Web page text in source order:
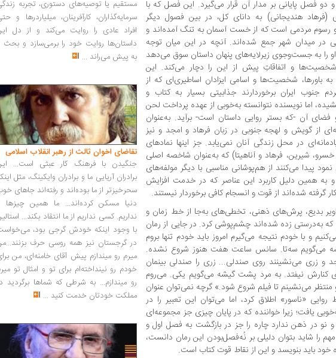
پایانی بر مدار آن قرار می‌گیرد. این فصل که با
(فرهاد هندیجانی) به دانای کل، در بین فصول دیگر
رسوم مردمی است که از خست آسمان به تنگ آمده‌اند و
در میدان شهر جمع شده‌اند. آنچه در این میان توجه
را به جست‌‌و‌جوی زیرلایه‌های پنهان داستان سوق می‌دهد
و اتفاقاتِ پیش از این را دچار می‌کند. این
به باورها، شخصیت‌ها و اسامی ایزادان اساطیری‌ای که از
جنوب ایران برخوردارند جذابیتی بسیار به کتاب و
اما نویسنده نتوانسته به‌خوبی از عهده‌ پرداخت لحن
آن -که بستر روایی داستان است- برآید. به‌عنوان
از گویش و لهجه‌ جنوبی در زبان فرهاد و امجد و نیز
در محل زندگی آنان نمی‌یابد. جز اینها نمادهای
شیرین، فرهاد و آناهیتا) که به‌عنوان شاخصه‌ اصلی
پیدا می‌کنند از هم‌پوشانی مناسبی با دیگر مولفه‌های
و به همین دلیل کاربرد این عناصر که در خدمت افزایش
گرفته شده‌اند از قوت و انسجام کافی برخوردار نیستند.
بدیع، پرش‌های ذهنی، تخطی‌های به‌جا از خط زمان و
به‌درستی زده شده‌اند چشم‌پوشی کرد. در جایی از رمان
و با خودم نتیجه می‌گیرم امروز باید خودم تنها بروم
می‌گویم سه‌تا. سانس ساعت هفت هنوز شروع نشده.
و زری می‌نشینند روی صندلی... زری را صندلی بینمان
کنارش نیفتد. به مرد پشت گیشه می‌گویم یکی. می‌روم
می‌نشینم تا فیلم شروع شود.» گرچه نمی‌توان عنوان
«ناسور» اطلاق کرد، اما می‌توان این تعبیر را در
یافت؛ زیرا‌ خواننده که در پایان چیزی جز مجموعه‌ای
و نو در ذهن ندارد چاره‌ را جز در بازگشت به فصل اول و
مهم را شاید بتوان دلیلی بر نُه‌فصل‌بودن این رمان دانست،
خود باید بنویسد و این از نقاط قوت کتاب است.
مستقیم یا توصیه‌های دستوری، تجربه
سرمایه‌گذاران، کارآفرینان، میلیاردرها و
افراد عادی را روایت می‌کند و از دل
داستان‌ها روایت خود را برمی‌سازد و بحث
به پیش می‌راند ...
تقاضای اخوان ثالث از رهبر انقلاب اسلامی
جنگیدن با فرهنگ کار عبثی است...
برادران آریایی ما و برادران وایکینگ، مثل
سحرخیزتر از ما بوده‌اند و رفته‌اند جاهای
دنیا مسکن کرده‌اند... ما همین چیزها
نداریم. کسی نداریم از ما انتقاد بکند...
با وجود اینکه خودش گرجی بود،
در گرجستان نیز همه روسی حرف
میرم رو میندازم پیش آقای خامنه‌ای، من
خودم رو نینداخته‌ام برای تو و امثال تو
رو میندازم... به شرطی که شماها برگردید
مملکت خودتان خدمت کنید ...